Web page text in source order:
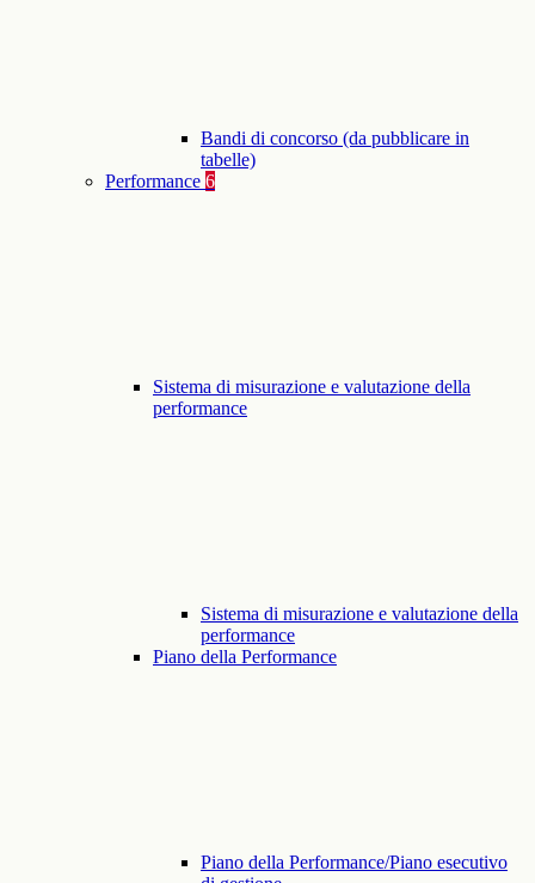
Bandi di concorso (da pubblicare in
tabelle)
Performance 6
Sistema di misurazione e valutazione della
performance
Sistema di misurazione e valutazione della
performance
Piano della Performance
Piano della Performance/Piano esecutivo